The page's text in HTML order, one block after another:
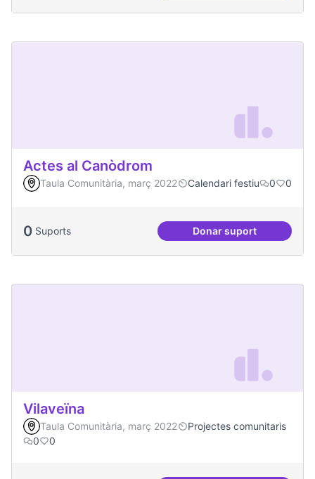
Actes al Canòdrom
Taula Comunitària, març 2022 Calendari festiu 0 0
0 Suports Donar suportActes al Canòdrom
Vilaveïna
Taula Comunitària, març 2022
Projectes comunitaris
0
0